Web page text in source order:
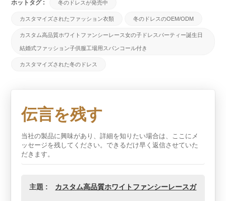
ホットタグ : 冬のドレスが発売中
カスタマイズされたファッション衣類 冬のドレスのOEM/ODM
カスタム高品質ホワイトファンシーレース女の子ドレスパーティー誕生日
結婚式ファッション子供服工場用スパンコール付き
カスタマイズされた冬のドレス
伝言を残す
当社の製品に興味があり、詳細を知りたい場合は、ここにメ
ッセージを残してください。できるだけ早く返信させていた
だきます。
主題 : カスタム高品質ホワイトファンシーレースガ